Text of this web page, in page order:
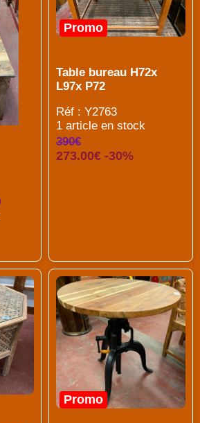
Promo
Table bureau H72x
L97x P72
Réf : Y2763
1 article en stock
390€
273.00€ -30%
Promo